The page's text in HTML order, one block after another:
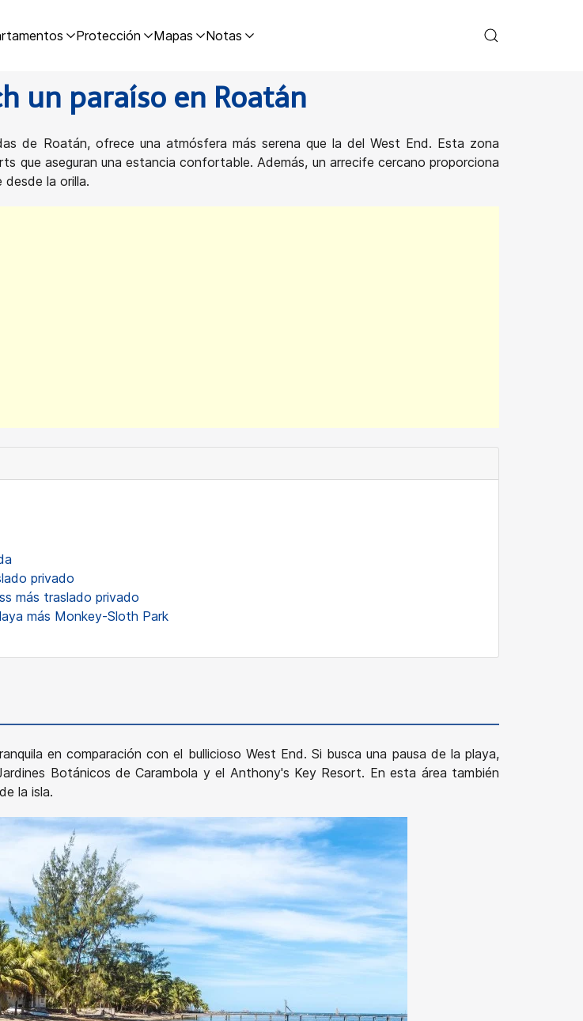
Protección Mapas Notas
un paraíso en Roatán
de Roatán, ofrece una atmósfera más serena que la del West End. Esta zona
que aseguran una estancia confortable. Además, un arrecife cercano proporciona
la orilla.
privado
más traslado privado
más Monkey-Sloth Park
en comparación con el bullicioso West End. Si busca una pausa de la playa,
Botánicos de Carambola y el Anthony's Key Resort. En esta área también
la isla.